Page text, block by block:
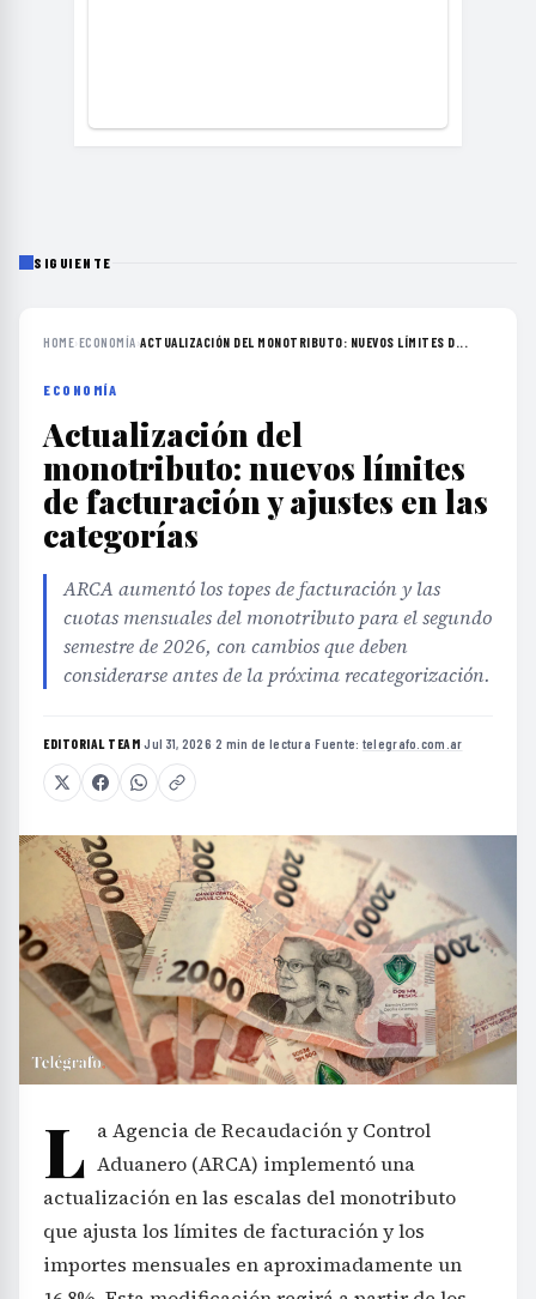
SIGUIENTE
HOME›ECONOMÍA›ACTUALIZACIÓN DEL MONOTRIBUTO: NUEVOS LÍMITES D...
ECONOMÍA
Actualización del
monotributo: nuevos límites
de facturación y ajustes en las
categorías
ARCA aumentó los topes de facturación y las
cuotas mensuales del monotributo para el segundo
semestre de 2026, con cambios que deben
considerarse antes de la próxima recategorización.
EDITORIAL TEAM·Jul 31, 2026·2 min de lectura·Fuente: telegrafo.com.ar
L a Agencia de Recaudación y Control
Aduanero (ARCA) implementó una
actualización en las escalas del monotributo
que ajusta los límites de facturación y los
importes mensuales en aproximadamente un